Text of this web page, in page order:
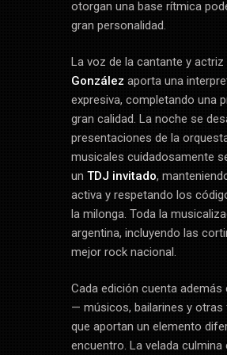
otorgan una base rítmica
gran personalidad.
La voz de la cantante y actriz
González aporta una
expresiva, completando una
gran calidad. La noche se
presentaciones de la
musicales cuidadosamente
un TDJ invitado,
activa y respetando los
la milonga. Toda la
argentina, incluyendo las
mejor rock nacional.
Cada edición cuenta
— músicos, bailarines y
que aportan un elemento
encuentro. La velada culmina